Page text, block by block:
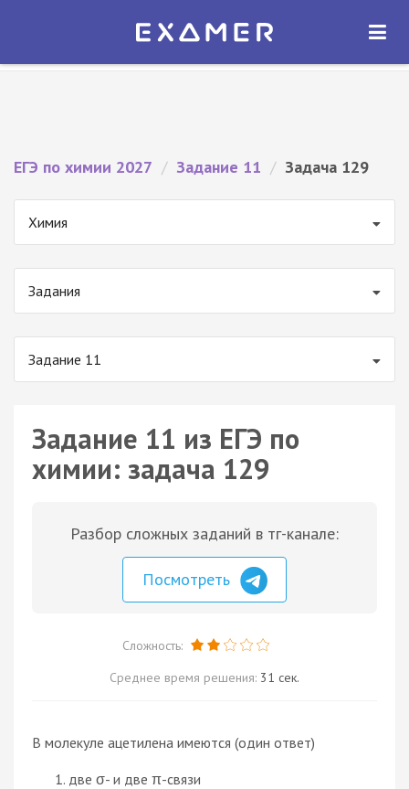
Экзамер — ЕГЭ 2027
ОТКРЫТЬ
ЕГЭ по химии 2027 / Задание 11 / Задача 129
Химия
Задания
Задание 11
Задание 11 из ЕГЭ по
химии: задача 129
Разбор сложных заданий в тг-канале:
Посмотреть
Сложность:
Среднее время решения: 31 сек.
B молекуле ацетилена имеются (один ответ)
две σ- и две π-связи